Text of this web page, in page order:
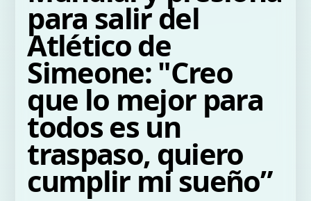
para salir del
Atlético de
Simeone: "Creo
que lo mejor para
todos es un
traspaso, quiero
cumplir mi sueño”